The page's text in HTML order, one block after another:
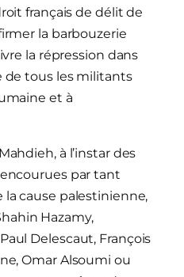
français de délit de
la barbouzerie
la répression dans
de tous les militants
et à
à l’instar des
par tant
la cause palestinienne,
Hazamy,
Delescaut, François
Omar Alsoumi ou